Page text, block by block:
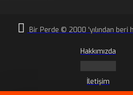
Bir Perde © 2000 'yılından beri
Hakkımızda
İletişim